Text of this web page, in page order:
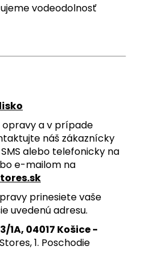
vodeodolnosť
a v prípade
náš zákaznícky
alebo telefonicky na
e-mailom na
prinesiete vaše
uvedenú adresu.
1A, 04017 Košice -
1. Poschodie